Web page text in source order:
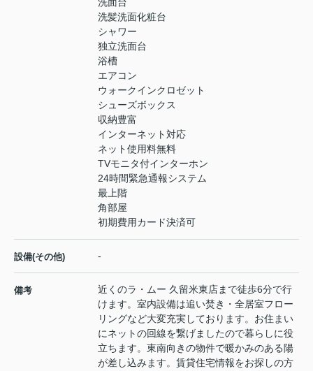
洗髪洗面化粧台
シャワー
独立洗面台
浴槽
エアコン
ウォークインクロゼット
シューズボックス
収納豊富
インターネット対応
ネット使用料無料
TVモニタ付インターホン
24時間緊急通報システム
最上階
角部屋
初期費用カード決済可
設備(その他) -
備考
近くのラ・ムー 久留米東店まで徒歩6分で行
けます。室内設備は追い焚き・全居室フロー
リングなど大変充実しております。お住まい
にネットの回線を繋げましたので暮らしに役
立ちます。東南向きの物件で暖かみのある陽
が差し込みます。賃貸住宅情報をお探しの方